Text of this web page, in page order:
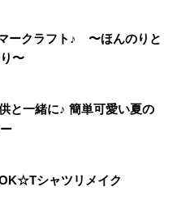
ークラフト♪ 〜ほんのりと
〜
と一緒に♪ 簡単可愛い夏の
シャツリメイク